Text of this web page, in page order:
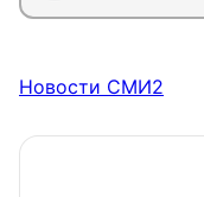
Новости СМИ2